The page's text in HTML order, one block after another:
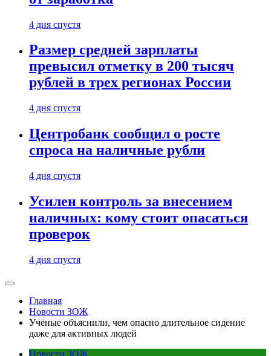
4 дня спустя
Размер средней зарплаты
превысил отметку в 200 тысяч
рублей в трех регионах России
4 дня спустя
Центробанк сообщил о росте
спроса на наличные рубли
4 дня спустя
Усилен контроль за внесением
наличных: кому стоит опасаться
проверок
4 дня спустя
Главная
Новости ЗОЖ
Учёные объяснили, чем опасно длительное сидение
даже для активных людей
Новости ЗОЖ